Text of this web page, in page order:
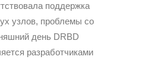
поддержка
узлов, проблемы со
день DRBD
разработчиками